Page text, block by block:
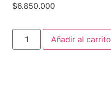
$6.850.000
Añadir al carrito